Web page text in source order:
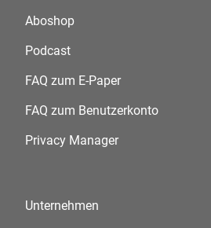
Aboshop
Podcast
FAQ zum E-Paper
FAQ zum Benutzerkonto
Privacy Manager
Unternehmen